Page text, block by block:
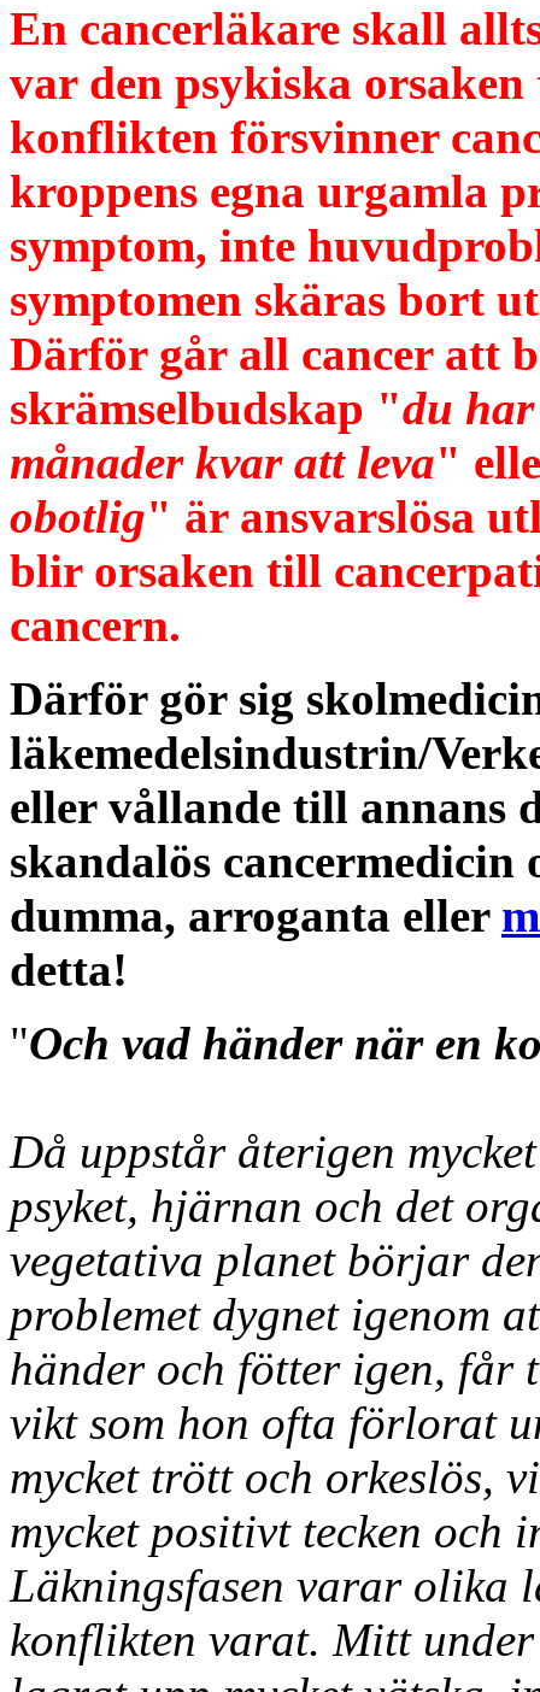
En cancerläkare skall
var den psykiska
konflikten försvinner
kroppens egna urgamla
symptom, inte
symptomen skäras bort
Därför går all cancer att
skrämselbudskap "du
månader kvar att leva"
obotlig" är ansvarslösa
blir orsaken till
cancern.
Därför gör sig
läkemedelsindustrin/
eller vållande till annans
skandalös
dumma, arroganta eller
detta!
"Och vad händer när en
Då uppstår återigen
psyket, hjärnan och det
vegetativa planet börjar
problemet dygnet igenom
händer och fötter igen,
vikt som hon ofta förlorat
mycket trött och orkeslös,
mycket positivt tecken och
Läkningsfasen varar olika
konflikten varat. Mitt